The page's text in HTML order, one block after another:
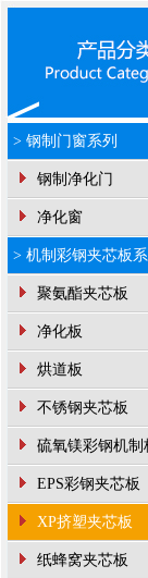
> 钢制门窗系列
钢制净化门
净化窗
> 机制彩钢夹芯板系
聚氨酯夹芯板
净化板
烘道板
不锈钢夹芯板
硫氧镁彩钢机制
EPS彩钢夹芯板
XP挤塑夹芯板
纸蜂窝夹芯板